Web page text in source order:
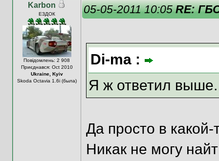
Karbon
ЕЗДОК
Повідомлень: 2 908
Приєднався: Oct 2010
Ukraine, Kyiv
Skoda Octavia 1.6i (была)
05-05-2011 10:05RE:
Di-ma :
Я ж ответил
Да просто в
Никак не могу